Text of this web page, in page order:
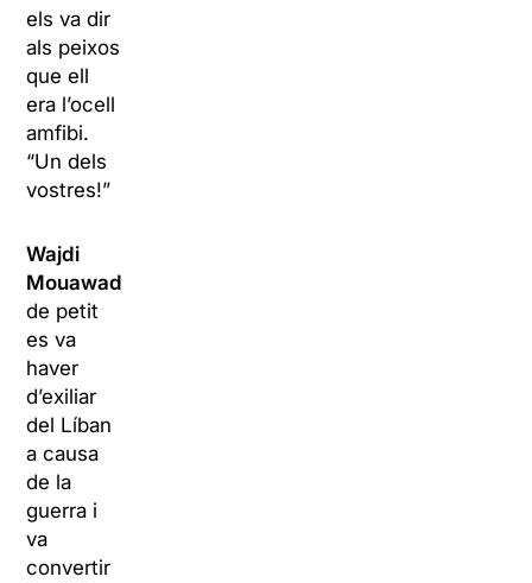
els va dir
als peixos
que ell
era l’ocell
amfibi.
“Un dels
vostres!”
Wajdi
Mouawad
de petit
es va
haver
d’exiliar
del Líban
a causa
de la
guerra i
va
convertir